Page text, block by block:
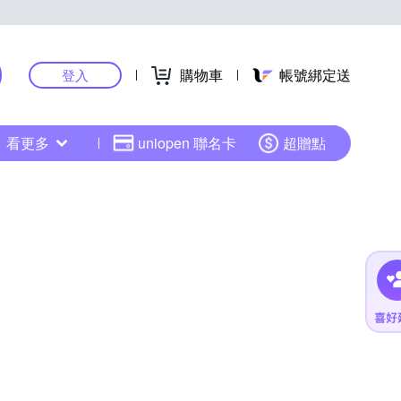
登入 購物車 帳號綁定送
看更多 uniopen 聯名卡 超贈點